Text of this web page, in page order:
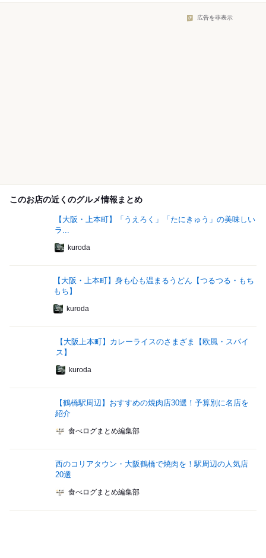
広告を非表示
このお店の近くのグルメ情報まとめ
【大阪・上本町】「うえろく」「たにきゅう」の美味しい
ラ...
kuroda
【大阪・上本町】身も心も温まるうどん【つるつる・もち
もち】
kuroda
【大阪上本町】カレーライスのさまざま【欧風・スパイ
ス】
kuroda
【鶴橋駅周辺】おすすめの焼肉店30選！予算別に名店を
紹介
食べログまとめ編集部
西のコリアタウン・大阪鶴橋で焼肉を！駅周辺の人気店
20選
食べログまとめ編集部